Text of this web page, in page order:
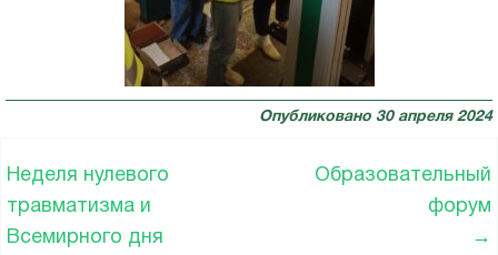
Опубликовано 30 апреля 2024
Неделя нулевого
травматизма и
Всемирного дня
Образовательный
форум
→